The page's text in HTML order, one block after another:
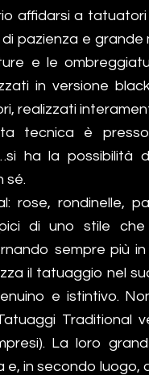
affidarsi a
pazienza e grande
e le
in versione
realizzati
tecnica è
ha la possibilità
sé.
rose, rondinelle,
di uno stile
sempre più
il tatuaggio nel
e istintivo.
La loro
e, in secondo luogo,